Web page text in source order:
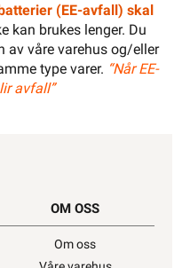
(EE-avfall) skal
kan brukes lenger. Du
av våre varehus og/eller
type varer. “Når EE-
avfall”
OM OSS
Om oss